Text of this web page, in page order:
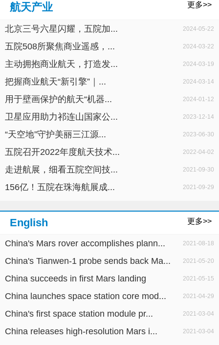
航天产业 更多>>
北京三号六星闪耀，五院加... 2024-05-22
五院508所聚焦商业遥感，... 2024-03-22
主动拥抱商业航天，打造发... 2024-03-19
把握商业航天“新引擎”｜... 2024-03-14
用于壁画保护的航天“机器... 2024-01-12
卫星应用助力祁连山国家公... 2023-12-14
“天空地”守护美丽三江源... 2023-06-30
五院召开2022年度航天技术... 2022-04-02
走进航展，细看五院空间技... 2021-09-30
156亿！五院在珠海航展成... 2021-09-29
English 更多>>
China's Mars rover accomplishes plann... 2021-08-18
China's Tianwen-1 probe sends back Ma... 2021-05-20
China succeeds in first Mars landing 2021-05-15
China launches space station core mod... 2021-04-29
China's first space station module pr... 2021-03-04
China releases high-resolution Mars i... 2021-03-04